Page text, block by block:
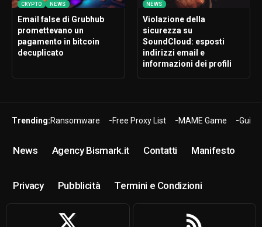
CRYPTO NEWS
Email false di Grubhub
promettevano un
pagamento in bitcoin
decuplicato
NEWS
Violazione della
sicurezza su
SoundCloud: esposti
indirizzi email e
informazioni dei profili
Trending:Ransomware Free Proxy List MAME Game Guide
News Agency Bismark.it Contatti Manifesto
Privacy Pubblicità Termini e Condizioni